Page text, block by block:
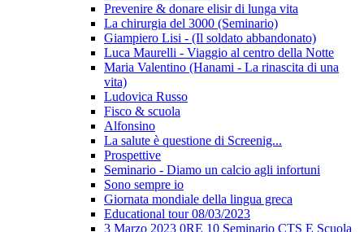
Prevenire & donare elisir di lunga vita
La chirurgia del 3000 (Seminario)
Giampiero Lisi - (Il soldato abbandonato)
Luca Maurelli - Viaggio al centro della Notte
Maria Valentino (Hanami - La rinascita di una
vita)
Ludovica Russo
Fisco & scuola
Alfonsino
La salute è questione di Screenig...
Prospettive
Seminario - Diamo un calcio agli infortuni
Sono sempre io
Giornata mondiale della lingua greca
Educational tour 08/03/2023
3 Marzo 2023 0RE 10 Seminario CTS E Scuola